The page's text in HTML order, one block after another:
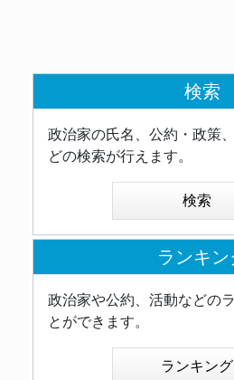
検索
政治家の氏名、公約・政策
どの検索が行えます。
検索
ランキン
政治家や公約、活動などの
とができます。
ランキング